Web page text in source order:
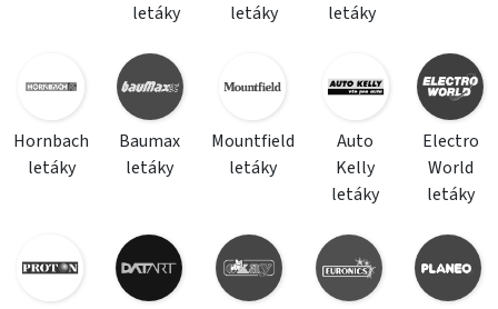
letáky
letáky
letáky
Hornbach
letáky
Baumax
letáky
Mountfield
letáky
Auto
Kelly
letáky
Electro
World
letáky